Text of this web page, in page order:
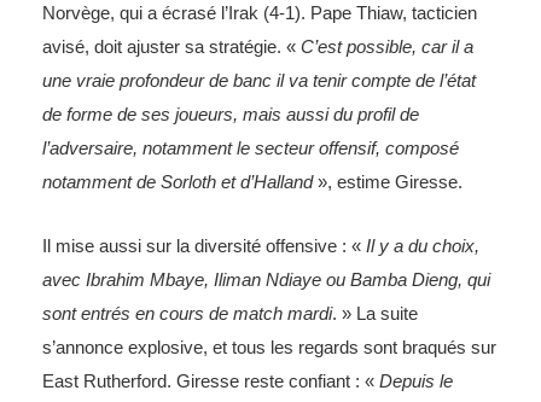
Norvège, qui a écrasé l’Irak (4-1). Pape Thiaw, tacticien
avisé, doit ajuster sa stratégie. « C’est possible, car il a
une vraie profondeur de banc il va tenir compte de l’état
de forme de ses joueurs, mais aussi du profil de
l’adversaire, notamment le secteur offensif, composé
notamment de Sorloth et d’Halland», estime Giresse.
Il mise aussi sur la diversité offensive : « Il y a du choix,
avec Ibrahim Mbaye, Iliman Ndiaye ou Bamba Dieng, qui
sont entrés en cours de match mardi. » La suite
s’annonce explosive, et tous les regards sont braqués sur
East Rutherford. Giresse reste confiant : « Depuis le